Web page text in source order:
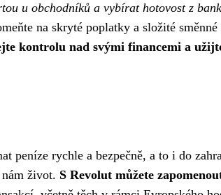
u obchodníků a vybírat hotovost z
na skryté poplatky a složité
kontrolu nad svými financemi a
peníze rychle a bezpečně, a to i do
život. S Revolut můžete